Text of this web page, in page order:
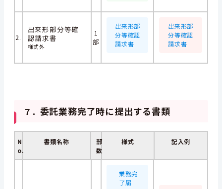
2.
出来形部分等確
認請求書
様式外
1
部
出来形部
分等確認
請求書
出来形部
分等確認
請求書
７． 委託業務完了時に提出する書類
N
o.
書類名称
部
数
様式 記入例
業務完
了届